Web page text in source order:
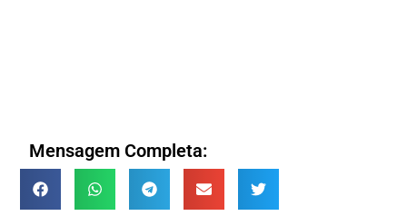
Mensagem Completa: